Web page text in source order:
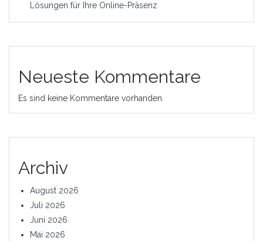
Lösungen für Ihre Online-Präsenz
Neueste Kommentare
Es sind keine Kommentare vorhanden.
Archiv
August 2026
Juli 2026
Juni 2026
Mai 2026